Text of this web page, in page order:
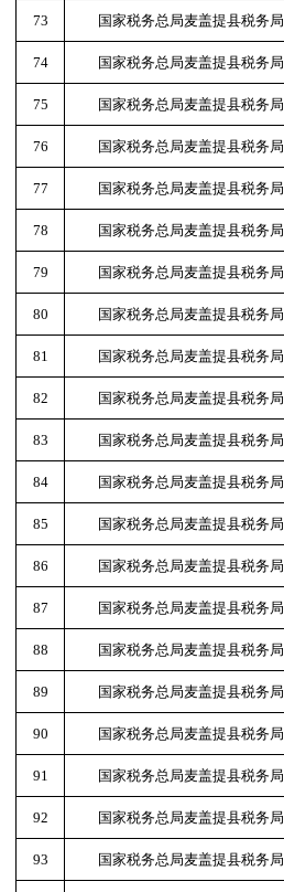
73 国家税务总局麦盖提县税务局
74 国家税务总局麦盖提县税务局
75 国家税务总局麦盖提县税务局
76 国家税务总局麦盖提县税务局
77 国家税务总局麦盖提县税务局
78 国家税务总局麦盖提县税务局
79 国家税务总局麦盖提县税务局
80 国家税务总局麦盖提县税务局
81 国家税务总局麦盖提县税务局
82 国家税务总局麦盖提县税务局
83 国家税务总局麦盖提县税务局
84 国家税务总局麦盖提县税务局
85 国家税务总局麦盖提县税务局
86 国家税务总局麦盖提县税务局
87 国家税务总局麦盖提县税务局
88 国家税务总局麦盖提县税务局
89 国家税务总局麦盖提县税务局
90 国家税务总局麦盖提县税务局
91 国家税务总局麦盖提县税务局
92 国家税务总局麦盖提县税务局
93 国家税务总局麦盖提县税务局